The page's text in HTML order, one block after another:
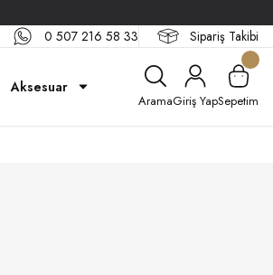
0 507 216 58 33 Sipariş Takibi
Aksesuar
AramaGiriş YapSepetim